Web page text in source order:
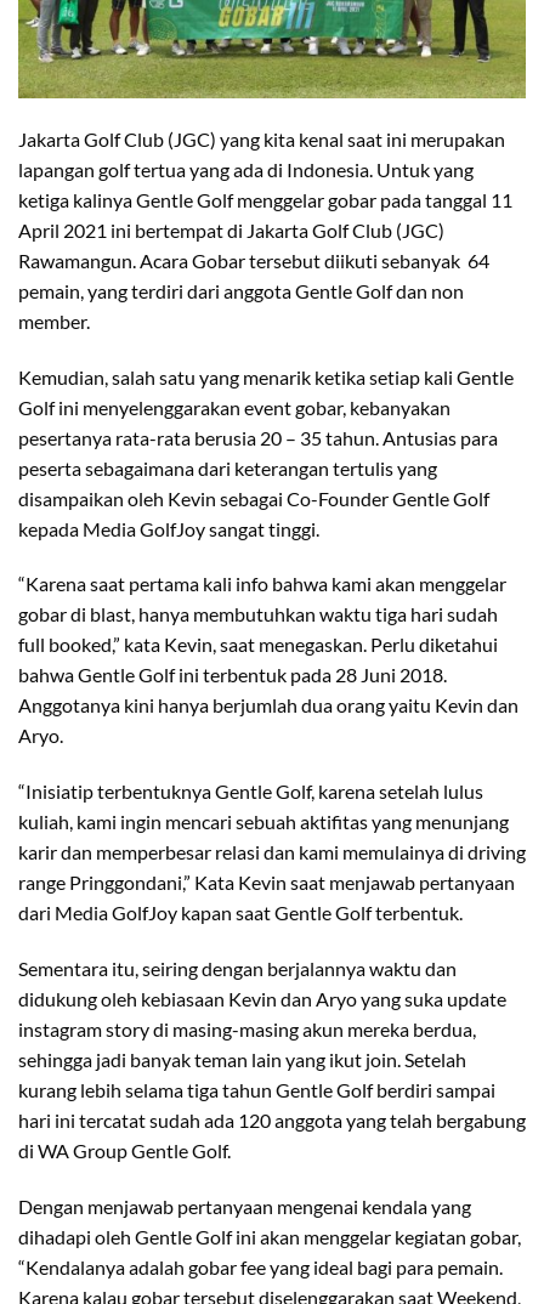
Jakarta Golf Club (JGC) yang kita kenal saat ini merupakan
lapangan golf tertua yang ada di Indonesia. Untuk yang
ketiga kalinya Gentle Golf menggelar gobar pada tanggal 11
April 2021 ini bertempat di Jakarta Golf Club (JGC)
Rawamangun. Acara Gobar tersebut diikuti sebanyak 64
pemain, yang terdiri dari anggota Gentle Golf dan non
member.
Kemudian, salah satu yang menarik ketika setiap kali Gentle
Golf ini menyelenggarakan event gobar, kebanyakan
pesertanya rata-rata berusia 20 – 35 tahun. Antusias para
peserta sebagaimana dari keterangan tertulis yang
disampaikan oleh Kevin sebagai Co-Founder Gentle Golf
kepada Media GolfJoy sangat tinggi.
“Karena saat pertama kali info bahwa kami akan menggelar
gobar di blast, hanya membutuhkan waktu tiga hari sudah
full booked,” kata Kevin, saat menegaskan. Perlu diketahui
bahwa Gentle Golf ini terbentuk pada 28 Juni 2018.
Anggotanya kini hanya berjumlah dua orang yaitu Kevin dan
Aryo.
“Inisiatip terbentuknya Gentle Golf, karena setelah lulus
kuliah, kami ingin mencari sebuah aktifitas yang menunjang
karir dan memperbesar relasi dan kami memulainya di driving
range Pringgondani,” Kata Kevin saat menjawab pertanyaan
dari Media GolfJoy kapan saat Gentle Golf terbentuk.
Sementara itu, seiring dengan berjalannya waktu dan
didukung oleh kebiasaan Kevin dan Aryo yang suka update
instagram story di masing-masing akun mereka berdua,
sehingga jadi banyak teman lain yang ikut join. Setelah
kurang lebih selama tiga tahun Gentle Golf berdiri sampai
hari ini tercatat sudah ada 120 anggota yang telah bergabung
di WA Group Gentle Golf.
Dengan menjawab pertanyaan mengenai kendala yang
dihadapi oleh Gentle Golf ini akan menggelar kegiatan gobar,
“Kendalanya adalah gobar fee yang ideal bagi para pemain.
Karena kalau gobar tersebut diselenggarakan saat Weekend,